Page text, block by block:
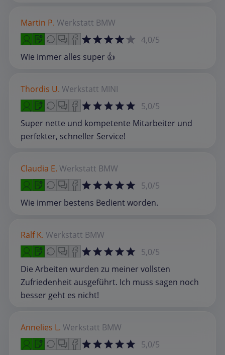
Martin P. Werkstatt BMW
4,0/5
Wie immer alles super 👍
Thordis U. Werkstatt MINI
5,0/5
Super nette und kompetente Mitarbeiter und
perfekter, schneller Service!
Claudia E. Werkstatt BMW
5,0/5
Wie immer bestens Bedient worden.
Ralf K. Werkstatt BMW
5,0/5
Die Arbeiten wurden zu meiner vollsten
Zufriedenheit ausgeführt. Ich muss sagen noch
besser geht es nicht!
Annelies L. Werkstatt BMW
5,0/5